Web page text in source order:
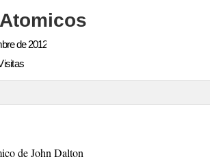
de 2012
de John Dalton